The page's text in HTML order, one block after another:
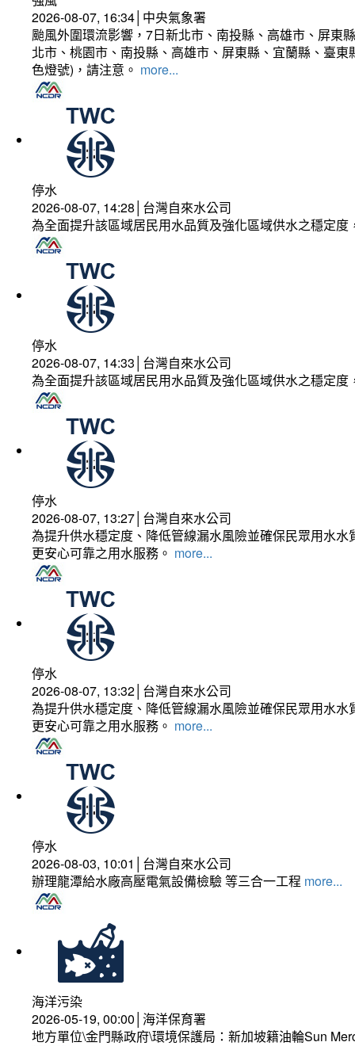
2026-08-07, 16:34│中央氣象署
颱風外圍環流影響，7日新北市、南投縣、高雄市、屏東
北市、桃園市、南投縣、高雄市、屏東縣、宜蘭縣、臺
色燈號)，請注意。 more...
停水
2026-08-07, 14:28│台灣自來水公司
為全面提升該區域居民用水品質及強化區域供水之穩定
停水
2026-08-07, 14:33│台灣自來水公司
為全面提升該區域居民用水品質及強化區域供水之穩定
停水
2026-08-07, 13:27│台灣自來水公司
為提升供水穩定度、降低管線漏水風險並確保民眾用水
更安心可靠之用水服務。 more...
停水
2026-08-07, 13:32│台灣自來水公司
為提升供水穩定度、降低管線漏水風險並確保民眾用水
更安心可靠之用水服務。 more...
停水
2026-08-03, 10:01│台灣自來水公司
辦理龍潭給水廠高壓電氣設備檢驗 等三合一工程 more...
海洋污染
2026-05-19, 00:00│海洋保育署
地方單位\金門縣政府\環境保護局：新加坡籍油輪Sun